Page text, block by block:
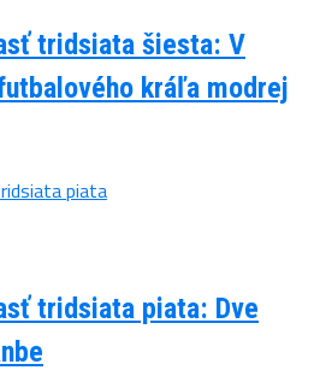
tridsiata šiesta: V
kráľa modrej
tridsiata piata: Dve